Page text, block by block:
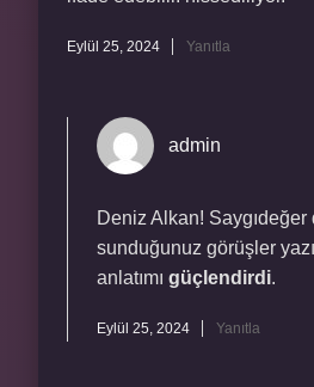
Eylül 25, 2024 Yanıtla
admin
Deniz Alkan! Saygıdeğer
sunduğunuz görüşler
anlatımı güçlendirdi.
Eylül 25, 2024 Yanıtla